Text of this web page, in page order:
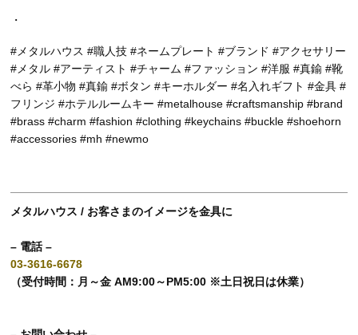
・
#メタルハウス #職人技 #ネームプレート #ブランド #アクセサリー
#メタル #アーティスト #チャーム #ファッション #洋服 #真鍮 #靴
べら #革小物 #真鍮 #ボタン #キーホルダー #名入れギフト #金具 #
フリンジ #ホテルルームキー #metalhouse #craftsmanship #brand
#brass #charm #fashion #clothing #keychains #buckle #shoehorn
#accessories #mh #newmo
メタルハウス / お客さまのイメージを金具に
– 電話 –
03-3616-6678
（受付時間：月～金 AM9:00～PM5:00 ※土日祝日は休業）